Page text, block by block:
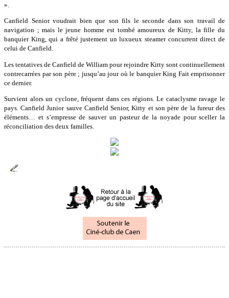
».
Canfield Senior voudrait bien que son fils le seconde dans son travail de
navigation ; mais le jeune homme est tombé amoureux de Kitty, la fille du
banquier King, qui a frêté justement un luxueux steamer concurrent direct de
celui de Canfield.
Les tentatives de Canfield de William pour rejoindre Kitty sont continuellement
contrecarrées par son père ; jusqu’au jour où le banquier King Fait emprisonner
ce dernier.
Survient alors un cyclone, fréquent dans ces régions. Le cataclysme ravage le
pays. Canfield Junior sauve Canfield Senior, Kitty et son père de la fureur des
éléments… et s’empresse de sauver un pasteur de la noyade pour sceller la
réconciliation des deux familles.